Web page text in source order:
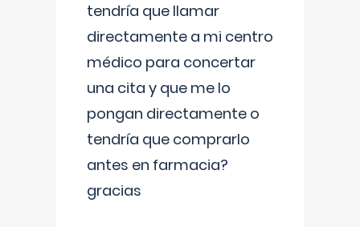
tendría que llamar
directamente a mi centro
médico para concertar
una cita y que me lo
pongan directamente o
tendría que comprarlo
antes en farmacia?
gracias